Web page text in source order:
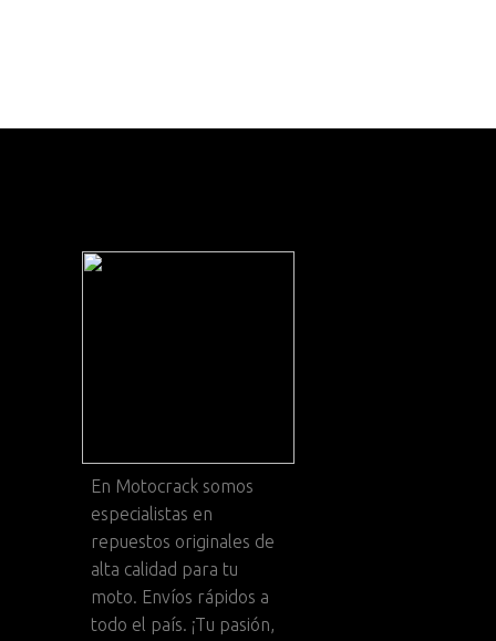
En Motocrack somos
especialistas en
repuestos originales de
alta calidad para tu
moto. Envíos rápidos a
todo el país. ¡Tu pasión,